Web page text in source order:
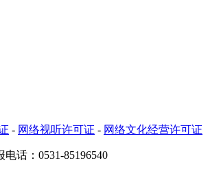
- 网络视听许可证 - 网络文化经营许可证
话：0531-85196540